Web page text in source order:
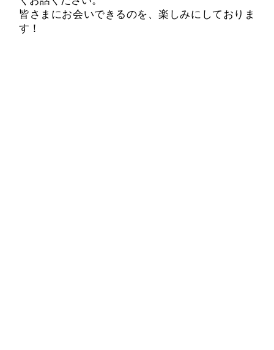
皆さまにお会いできるのを、楽しみにしておりま
す！